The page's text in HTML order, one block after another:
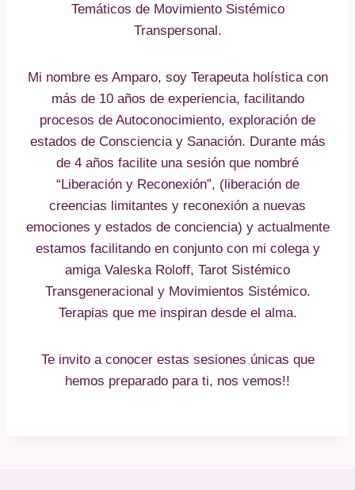
Temáticos de Movimiento Sistémico
Transpersonal.
Mi nombre es Amparo, soy Terapeuta holística con
más de 10 años de experiencia, facilitando
procesos de Autoconocimiento, exploración de
estados de Consciencia y Sanación. Durante más
de 4 años facilite una sesión que nombré
“Liberación y Reconexión”, (liberación de
creencias limitantes y reconexión a nuevas
emociones y estados de conciencia) y actualmente
estamos facilitando en conjunto con mi colega y
amiga Valeska Roloff, Tarot Sistémico
Transgeneracional y Movimientos Sistémico.
Terapias que me inspiran desde el alma.
Te invito a conocer estas sesiones únicas que
hemos preparado para ti, nos vemos!!